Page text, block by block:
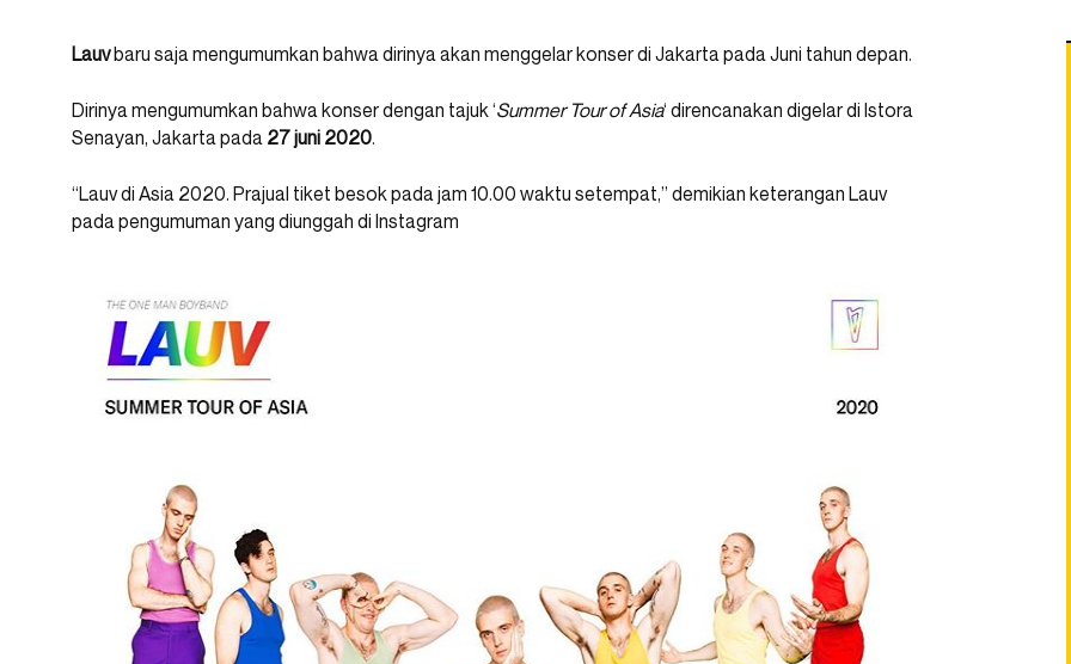
Lauvbaru saja mengumumkan bahwa dirinya akan menggelar konser di Jakarta pada Juni tahun depan.
Dirinya mengumumkan bahwa konser dengan tajuk ‘Summer Tour of Asia‘ direncanakan digelar di Istora
Senayan, Jakarta pada 27 juni 2020.
“Lauv di Asia 2020. Prajual tiket besok pada jam 10.00 waktu setempat,” demikian keterangan Lauv
pada pengumuman yang diunggah di Instagram